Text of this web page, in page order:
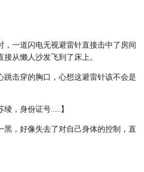
，一道闪电无视避雷针直接击中了房间
从懒人沙发飞到了床上。
跳击穿的胸口，心想这避雷针该不会是
绫，身份证号……】
黑，好像失去了对自己身体的控制，直